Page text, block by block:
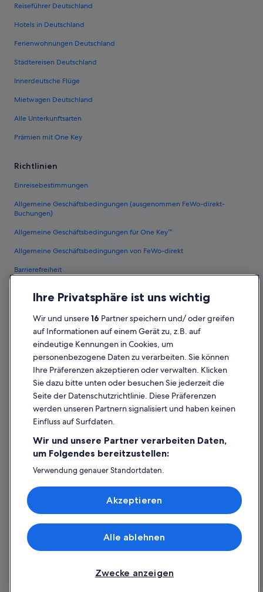
Reiseführer Deutschland
Hotels in Deutschland
Ferienwohnungen Deutschland
Städtereisen Deutschland
Innerdeutsche Flüge
Mietwagen Deutschland
Alle Unterkunftsarten
Prämien mit One Key
Richtlinien
Einreisebestimmungen
Allgemeine Geschäftsbedingungen (ausgenommen FeWo-direkt-
Buchungen)
Allgemeine Geschäftsbedingungen für One Key™
Allgemeine Geschäftsbedingungen von FeWo-direkt
Barrierefreiheit
Inhaltsrichtlinien und Melden von Inhalten
Flug stornieren
Rückerstattungsdauer
Expedia-Gutschein einlösen
Internationale Reisedokumente
© 2026 Expedia, Inc., ein Unternehmen der Expedia Group. Alle Rechte
vorbehalten. Expedia und das Expedia-Logo sind Handelsmarken oder
Ihre Privatsphäre ist uns wichtig
Wir und unsere16 Partner speichern und/ oder greifen
auf Informationen auf einem Gerät zu, z.B. auf
eindeutige Kennungen in Cookies, um
personenbezogene Daten zu verarbeiten. Sie können
Ihre Präferenzen akzeptieren oder verwalten. Klicken
Sie dazu bitte unten oder besuchen Sie jederzeit die
Seite der Datenschutzrichtlinie. Diese Präferenzen
werden unseren Partnern signalisiert und haben keinen
Einfluss auf Surfdaten.
Wir und unsere Partner verarbeiten Daten,
um Folgendes bereitzustellen:
Verwendung genauer Standortdaten.
Speichern von oder Zugriff auf Informationen auf einem
Endgerät. Personalisierte Werbung und Inhalte, Messung
von Werbeleistung und der Performance von Inhalten,
Liste der Partner (Lieferanten)
Zwecke anzeigen
Alle ablehnen
Akzeptieren